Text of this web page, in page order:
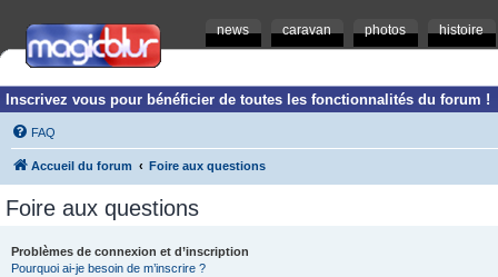
news caravan photos histoire
Inscrivez vous pour bénéficier de toutes les fonctionnalités du forum !
FAQ
Accueil du forum Foire aux questions
Foire aux questions
Problèmes de connexion et d’inscription
Pourquoi ai-je besoin de m’inscrire ?